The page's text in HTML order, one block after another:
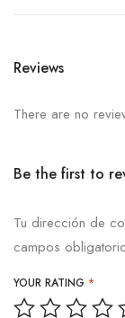
Reviews
There are no
Be the first to
Tu dirección de
campos
YOUR RATING *